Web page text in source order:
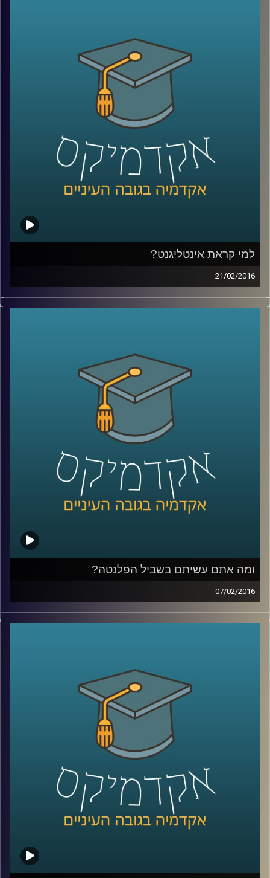
אפשר לעשות עם זה? דוקטור שרית סמילה-סנד
חוקרת פילוסופיה של מוסר, ושואלת שאלות
מוסריות הקשורות בהשפעתה של תחושת
האמפתיה בין בני האדם וביכולתה לשפר את
היחסים בין אדם לחברו. העיסוק הפילוסופי הופך
.
קרדיט תמונות:AudioVersity
למי קראת אינטליגנט?
21/02/2016
דוקטור הדס אראל חוקרת אינטליגנציה – מהי?
שאולי קשה לקבל ולהודות בו: כל דור חכם
מקודמו. מצד שני, המבחנים לא השתנו כבר
הרבה מאוד שנים, ויתכן והמדדים שלהם איבדו
משהו מהרלוונטיות שלהם. בואו ללמוד על
קרדיט תמונות: AudioVersity
ומה אתם עשיתם בשביל הפלנטה?
07/02/2016
פרופסור אורי מרינוב מביא איתו רוח אופטימית
ישראל: משאב המים והים בה והשינויים בתחום
התחבורה הציבורית. אל תשבו שלובי רגליים –
התחילו לפעול למען כדור ארץ קריר יותר,
שמסוגל לשרוד את התרבות הטכנולוגית שלנו
AudioVersity